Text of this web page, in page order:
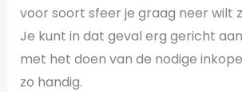
voor soort sfeer je graag neer wilt
Je kunt in dat geval erg gericht
met het doen van de nodige
zo handig.